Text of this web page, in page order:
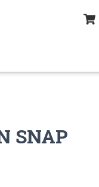
SNAP